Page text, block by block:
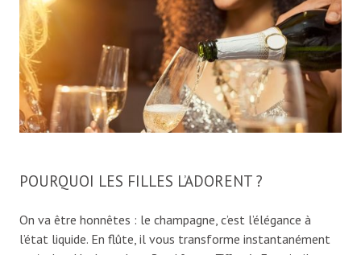
POURQUOI LES FILLES L’ADORENT ?
On va être honnêtes : le champagne, c’est l’élégance à
l’état liquide. En flûte, il vous transforme instantanément